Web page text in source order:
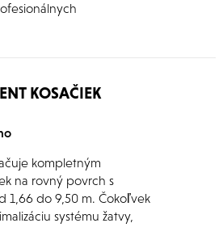
KOSAČIEK
kompletným
na rovný povrch s
1,66 do 9,50 m. Čokoľvek
systému žatvy,